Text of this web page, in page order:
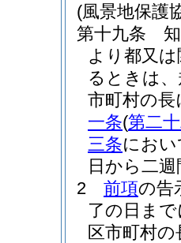
(風景地保護
第十九条
より都又
るときは
市町村の
一条(第二
三条にお
日から二
2
前項の告
了の日ま
区市町村